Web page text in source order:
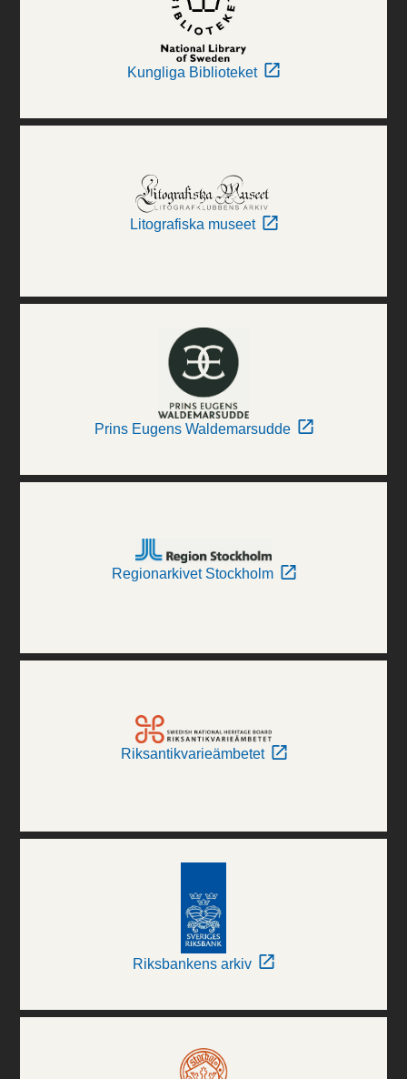
Kungliga Biblioteket
Litografiska museet
Prins Eugens Waldemarsudde
Regionarkivet Stockholm
Riksantikvarieämbetet
Riksbankens arkiv